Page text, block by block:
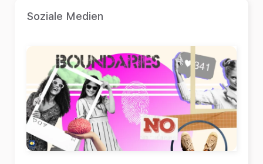
Soziale Medien